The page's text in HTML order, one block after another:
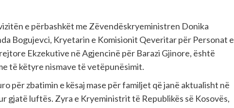
e përbashkët me Zëvendëskryeministren Donika
Bogujevci, Kryetarin e Komisionit Qeveritar për Personat e
Ekzekutive në Agjencinë për Barazi Gjinore, është
të këtyre nismave të vetëpunësimit.
për zbatimin e kësaj mase për familjet që janë aktualisht në
gjatë luftës. Zyra e Kryeministrit të Republikës së Kosovës,